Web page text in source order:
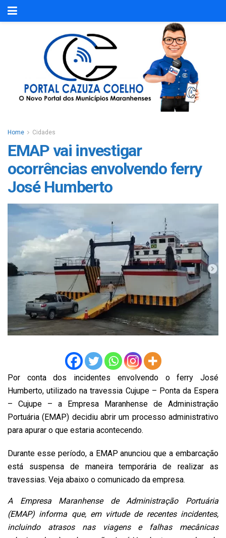
Home Cidades
EMAP vai investigar
ocorrências envolvendo ferry
José Humberto
Por conta dos incidentes envolvendo o ferry José
Humberto, utilizado na travessia Cujupe – Ponta da Espera
– Cujupe – a Empresa Maranhense de Administração
Portuária (EMAP) decidiu abrir um processo administrativo
para apurar o que estaria acontecendo.
Durante esse período, a EMAP anunciou que a embarcação
está suspensa de maneira temporária de realizar as
travessias. Veja abaixo o comunicado da empresa.
A Empresa Maranhense de Administração Portuária
(EMAP) informa que, em virtude de recentes incidentes,
incluindo atrasos nas viagens e falhas mecânicas